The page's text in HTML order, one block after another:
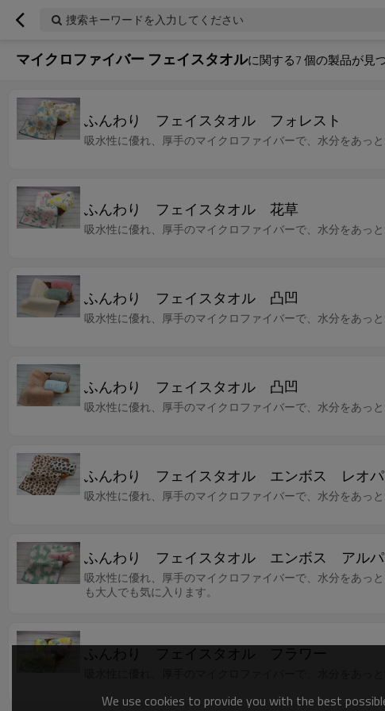
捜索キーワードを入力してください
マイクロファイバー フェイスタオルに関する7個の製品が見
ふんわり フェイスタオル フォレスト
吸水性に優れ、厚手のマイクロファイバーで、水分をあっ
ふんわり フェイスタオル 花草
吸水性に優れ、厚手のマイクロファイバーで、水分をあっ
ふんわり フェイスタオル 凸凹
吸水性に優れ、厚手のマイクロファイバーで、水分をあっ
ふんわり フェイスタオル 凸凹
吸水性に優れ、厚手のマイクロファイバーで、水分をあっ
ふんわり フェイスタオル エンボス レオパ
吸水性に優れ、厚手のマイクロファイバーで、水分をあっ
ふんわり フェイスタオル エンボス アルパ
吸水性に優れ、厚手のマイクロファイバーで、水分をあっ
も大人でも気に入ります。
ふんわり フェイスタオル フラワー
吸水性に優れ、厚手のマイクロファイバーで、水分をあっ
We use cookies to provide you with the best